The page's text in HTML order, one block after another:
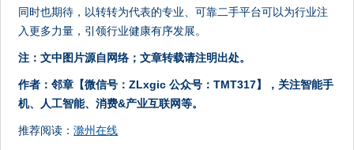
同时也期待，以转转为代表的专业、可靠二手平台可以为行业注
入更多力量，引领行业健康有序发展。
注：文中图片源自网络；文章转载请注明出处。
作者：邻章【微信号：ZLxgic 公众号：TMT317】，关注智能手
机、人工智能、消费&产业互联网等。
推荐阅读：滁州在线